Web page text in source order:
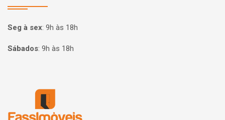
Seg à sex: 9h às 18h
Sábados: 9h às 18h